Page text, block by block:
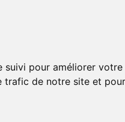
pour améliorer
de notre site et